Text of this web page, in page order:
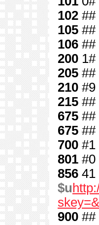
102 ##
105 ##
106 ##
200 1#
205 ##
210 #9
215 ##
675 ##
675 ##
700 #1
801 #0
856 41
$u
900 ##